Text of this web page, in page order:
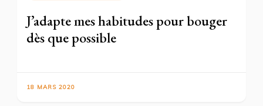
J’adapte mes habitudes pour bouger
dès que possible
18 MARS 2020